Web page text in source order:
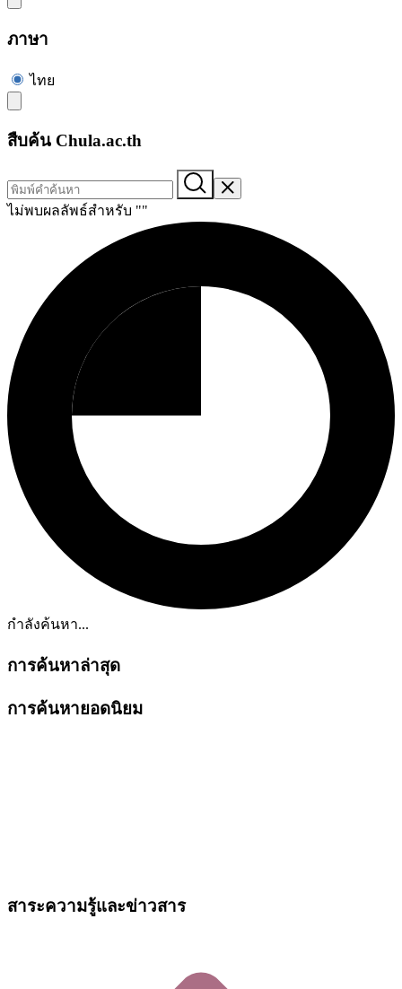
ภาษา
ไทย
สืบค้น Chula.ac.th
ไม่พบผลลัพธ์สำหรับ ""
กำลังค้นหา...
การค้นหาล่าสุด
การค้นหายอดนิยม
สาระความรู้และข่าวสาร